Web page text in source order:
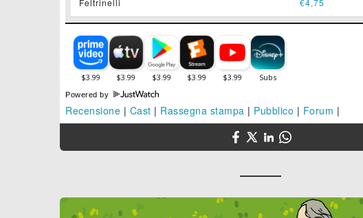
Powered by
Recensione | Cast | Rassegna stampa | Pubblico | Forum |